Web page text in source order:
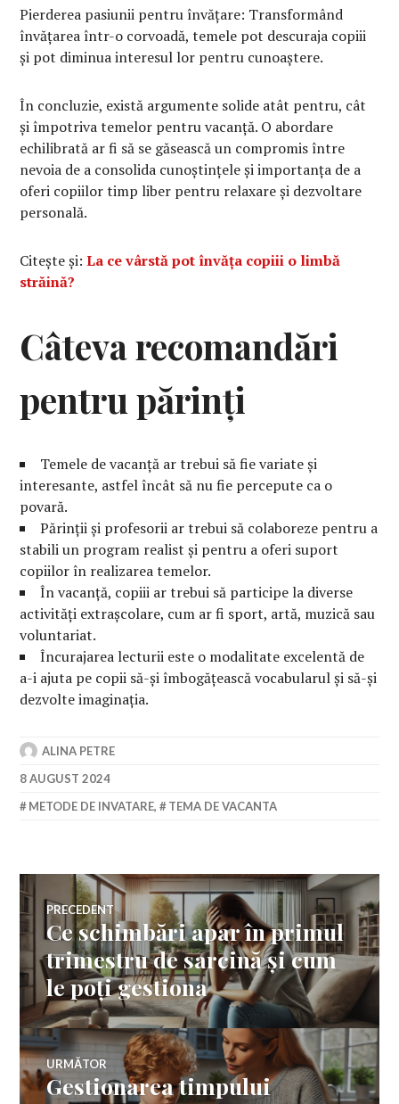
Pierderea pasiunii pentru învățare: Transformând
învățarea într-o corvoadă, temele pot descuraja copiii
și pot diminua interesul lor pentru cunoaștere.
În concluzie, există argumente solide atât pentru, cât
și împotriva temelor pentru vacanță. O abordare
echilibrată ar fi să se găsească un compromis între
nevoia de a consolida cunoștințele și importanța de a
oferi copiilor timp liber pentru relaxare și dezvoltare
personală.
Citește și:La ce vârstă pot învăța copiii o limbă
străină?
Câteva recomandări
pentru părinți
Temele de vacanță ar trebui să fie variate și
interesante, astfel încât să nu fie percepute ca o
povară.
Părinții și profesorii ar trebui să colaboreze pentru a
stabili un program realist și pentru a oferi suport
copiilor în realizarea temelor.
În vacanță, copiii ar trebui să participe la diverse
activități extrașcolare, cum ar fi sport, artă, muzică sau
voluntariat.
Încurajarea lecturii este o modalitate excelentă de
a-i ajuta pe copii să-și îmbogățească vocabularul și să-și
dezvolte imaginația.
ALINA PETRE
8 AUGUST 2024
METODE DE INVATARE, TEMA DE VACANTA
Navigare
în
articole
PRECEDENT
Articolul
anterior:
Ce schimbări apar în primul
trimestru de sarcină și cum
le poți gestiona
URMĂTOR
Articolul
Gestionarea timpului